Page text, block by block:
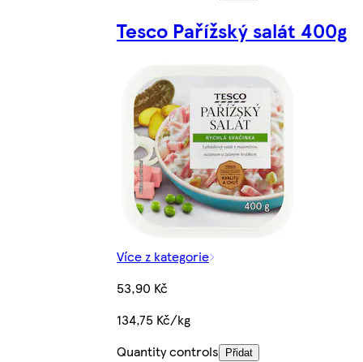
Tesco Pařížský salát 400g
Více z kategorie
53,90 Kč
134,75 Kč/kg
Quantity controls
Přidat